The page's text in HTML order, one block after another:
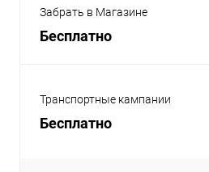
Забрать в Магазине
Бесплатно
Транспортные кампании
Бесплатно